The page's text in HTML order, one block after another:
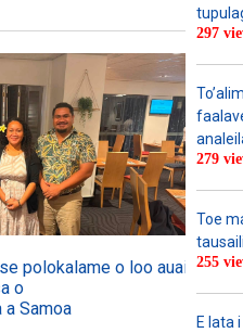
se polokalame o loo auai mai
o
a Samoa
297
279
Toe
255
E lata i